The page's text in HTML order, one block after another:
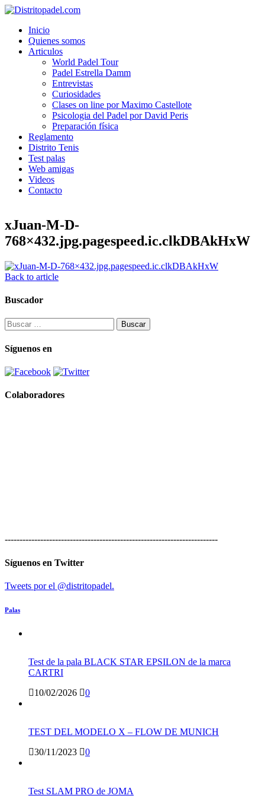
Inicio
Quienes somos
Articulos
World Padel Tour
Padel Estrella Damm
Entrevistas
Curiosidades
Clases on line por Maximo Castellote
Psicologia del Padel por David Peris
Preparación física
Reglamento
Distrito Tenis
Test palas
Web amigas
Videos
Contacto
xJuan-M-D-
768×432.jpg.pagespeed.ic.clkDBAkHxW
Back to article
Buscador
Buscar:
Síguenos en
Colaboradores
------------------------------------------------------------------------
Síguenos en Twitter
Tweets por el @distritopadel.
Palas
Test de la pala BLACK STAR EPSILON de la marca
CARTRI
10/02/2026
0
TEST DEL MODELO X – FLOW DE MUNICH
30/11/2023
0
Test SLAM PRO de JOMA